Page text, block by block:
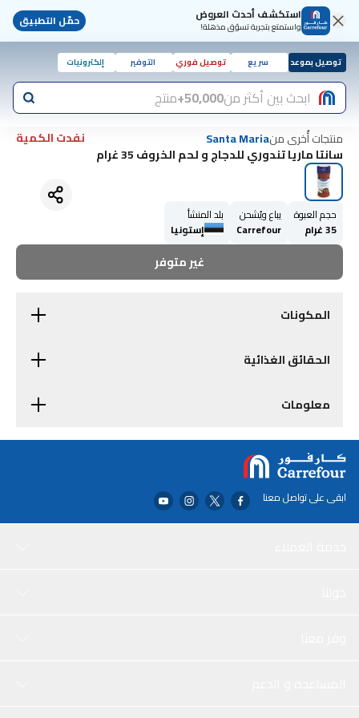
استكشف أحدث العروض
واستمتع بتجربة تسوّق مذهلة! حمّل التطبيق
توصيل بموعد سريع توصيل فوري التوفير إلكترونيات
ابحث بين أكثر من50,000+ منتج
منتجات أُخرى منSanta Maria
نفدت الكمية
سانتا ماريا تندوري للدجاج و لحم الخروف 35 غرام
حجم العبوة
35 غرام
يباع ويُشحن
Carrefour
بلد المنشأ
إستونيا
غير متوفر
المكونات
الحقائق الغذائية
معلومات
ابقى على تواصل معنا